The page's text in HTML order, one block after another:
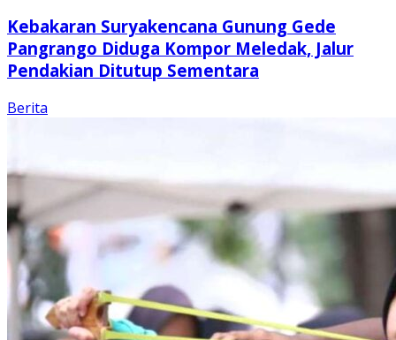
Kebakaran Suryakencana Gunung Gede
Pangrango Diduga Kompor Meledak, Jalur
Pendakian Ditutup Sementara
Berita